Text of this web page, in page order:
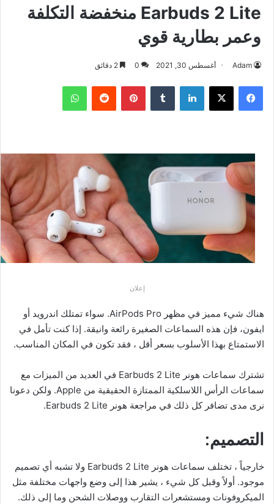
Earbuds 2 Lite منخفضة التكلفة
وعمر بطارية قوي
Adam أغسطس 30, 2021 0
فيسبوك ‫X لينكدإن بينتيريست واتساب
إعلان
هناك شيء مميز في مظهر AirPods Pro. سواء تمتلك اندرويد أو
ايفون، فإن هذه السماعات الصغيرة رائعة وانيقة. إذا كنت تأمل في
الاستمتاع بهذا الأسلوب بسعر أقل ، فقد تكون في المكان المناسب.
تشترك سماعات هونر Earbuds 2 Lite في العديد من الميزات مع
سماعات الرأس اللاسلكية الممتازة الحقيقية من Apple. ولكن دعونا
نرى مدى تضافر كل ذلك في مراجعة هونر Earbuds 2 Lite.
التصميم:
خارجياً ، تختلف سماعات هونر Earbuds 2 Lite ولا تشبه أي تصميم
موجود. أولاً وقبل كل شيء ، يشير هذا إلى وضع واجهات مختلفة مثل
الميكروفونات ومستشعرات التقارب ووصلات الشحن وما إلى ذلك.